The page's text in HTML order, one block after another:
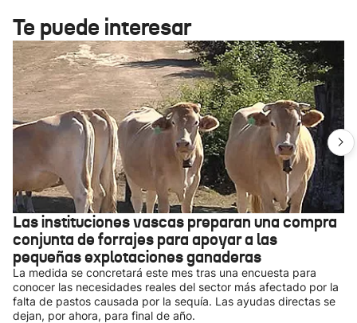
Te puede interesar
Las instituciones vascas preparan una compra
conjunta de forrajes para apoyar a las
pequeñas explotaciones ganaderas
La medida se concretará este mes tras una encuesta para
conocer las necesidades reales del sector más afectado por la
falta de pastos causada por la sequía. Las ayudas directas se
dejan, por ahora, para final de año.